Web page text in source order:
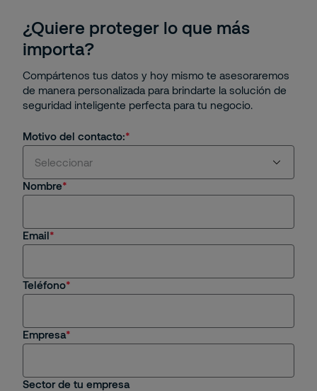
¿Quiere proteger lo que más
importa?
Compártenos tus datos y hoy mismo te asesoraremos
de manera personalizada para brindarte la solución de
seguridad inteligente perfecta para tu negocio.
Motivo del contacto:
Seleccionar
Soy cliente actual
Estoy interesado en una oportunidad de empleo
Nombre
Email
Teléfono
Empresa
Sector de tu empresa